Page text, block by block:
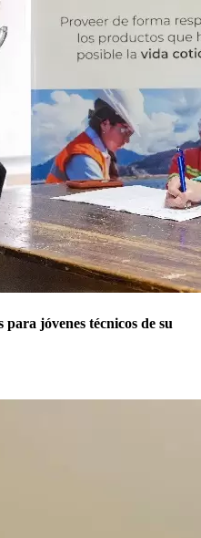
jóvenes técnicos de su